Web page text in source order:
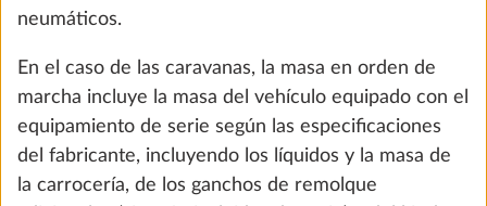
Depósito de agua fresca 25 litros
En el caso de las caravanas, los datos técnicos
también indican el número de plazas para dormir
dependiendo de la distribución. El número de plazas
para dormir no supone una masa especial que deba
tenerse en cuenta al calcular los pesos del vehículo.
Sin embargo, ese número de plazas sí es decisivo en